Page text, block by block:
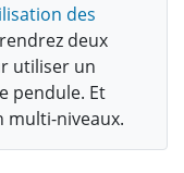
des
deux
utiliser un
pendule. Et
multi-niveaux.